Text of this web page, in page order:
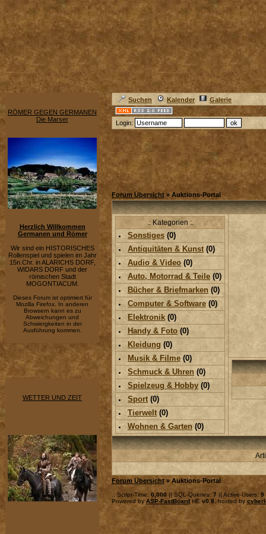
RÖMER GEGEN GERMANEN
Die Marser
Herzlich Willkommen
Germanen und Römer
Wir sind ein HISTORISCHES
Rollenspiel und spielen im Jahr
15n.Chr. in ALARICHS DORF,
WIDARS DORF und der
römischen Stadt
MOGONTIACUM.
Dieses Forum ist optimiert für
Mozilla Firefox. In anderen
Browsern kann es zu
Abweichungen und
Schwiergkeiten in der
Ausführung kommen.
WETTER UND ZEIT
Suchen Kalender Galerie
Login:
Forum Übersicht » Auktions-Portal
.: Kategorien :.
Sonstiges (0)
Antiquitäten & Kunst(0)
Audio & Video (0)
Auto, Motorrad & Teile (0)
Bücher & Briefmarken (0)
Computer & Software (0)
Elektronik (0)
Handy & Foto (0)
Kleidung (0)
Musik & Filme (0)
Schmuck & Uhren (0)
Spielzeug & Hobby (0)
Sport (0)
Tierwelt (0)
Wohnen & Garten(0)
Forum Übersicht» Auktions-Portal
.: Script-Time: 0,000 || SQL-Queries: 7 || Active-Users: 9
Powered by ASP-FastBoard HE v0.8 , hosted by